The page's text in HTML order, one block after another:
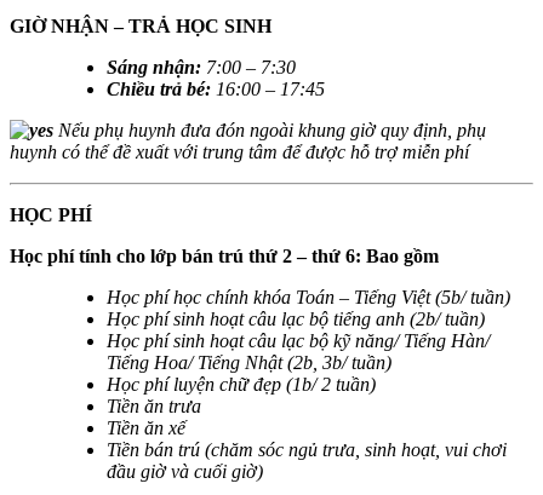
GIỜ NHẬN – TRẢ HỌC SINH
Sáng nhận: 7:00 – 7:30
Chiều trả bé: 16:00 – 17:45
Nếu phụ huynh đưa đón ngoài khung giờ quy định, phụ
huynh có thể đề xuất với trung tâm để được hỗ trợ miễn phí
HỌC PHÍ
Học phí tính cho lớp bán trú thứ 2 – thứ 6: Bao gồm
Học phí học chính khóa Toán – Tiếng Việt (5b/ tuần)
Học phí sinh hoạt câu lạc bộ tiếng anh (2b/ tuần)
Học phí sinh hoạt câu lạc bộ kỹ năng/ Tiếng Hàn/
Tiếng Hoa/ Tiếng Nhật (2b, 3b/ tuần)
Học phí luyện chữ đẹp (1b/ 2 tuần)
Tiền ăn trưa
Tiền ăn xế
Tiền bán trú (chăm sóc ngủ trưa, sinh hoạt, vui chơi
đầu giờ và cuối giờ)